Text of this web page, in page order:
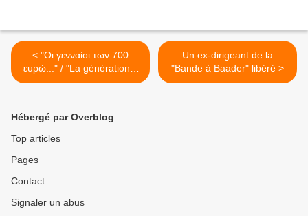
< "Οι γενναίοι των 700
ευρώ..." / "La génération à
700 euros..."
Un ex-dirigeant de la
"Bande à Baader" libéré >
Hébergé par Overblog
Top articles
Pages
Contact
Signaler un abus